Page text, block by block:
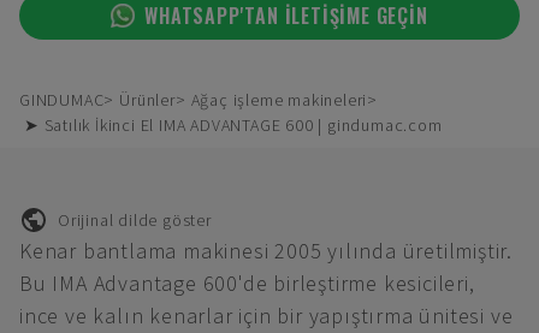
WHATSAPP'TAN ILETIŞIME GEÇIN
GINDUMAC Ürünler
Ağaç işleme makineleri
➤ Satılık İkinci El IMA ADVANTAGE 600 | gindumac.com
Orijinal dilde göster
Kenar bantlama makinesi 2005 yılında üretilmiştir.
Bu IMA Advantage 600'de birleştirme kesicileri,
ince ve kalın kenarlar için bir yapıştırma ünitesi ve